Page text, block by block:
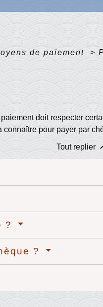
de paiement >
doit respecter
pour payer par
Tout replier
?
?